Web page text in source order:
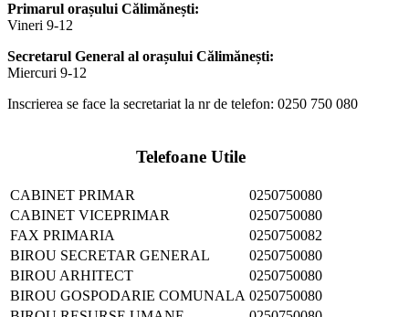
Primarul orașului Călimănești:
Vineri 9-12
Secretarul General al orașului Călimănești:
Miercuri 9-12
Inscrierea se face la secretariat la nr de telefon: 0250 750 080
Telefoane Utile
CABINET PRIMAR
0250750080
CABINET VICEPRIMAR
0250750080
FAX PRIMARIA
0250750082
BIROU SECRETAR GENERAL
0250750080
BIROU ARHITECT
0250750080
BIROU GOSPODARIE COMUNALA 0250750080